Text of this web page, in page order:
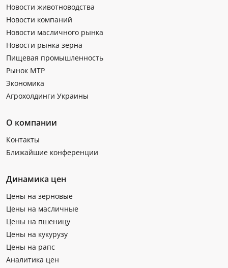
Новости животноводства
Новости компаний
Новости масличного рынка
Новости рынка зерна
Пищевая промышленность
Рынок МТР
Экономика
Агрохолдинги Украины
О компании
Контакты
Ближайшие конференции
Динамика цен
Цены на зерновые
Цены на масличные
Цены на пшеницу
Цены на кукурузу
Цены на рапс
Аналитика цен